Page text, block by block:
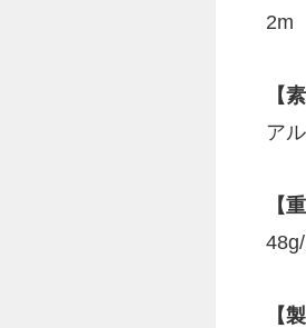
2m
【
ア
【
【